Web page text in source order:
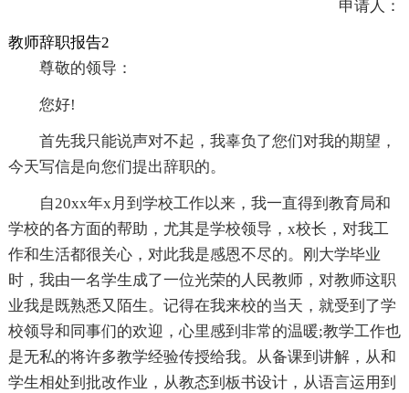
申请人：
教师辞职报告2
尊敬的领导：
您好!
首先我只能说声对不起，我辜负了您们对我的期望，
今天写信是向您们提出辞职的。
自20xx年x月到学校工作以来，我一直得到教育局和
学校的各方面的帮助，尤其是学校领导，x校长，对我工
作和生活都很关心，对此我是感恩不尽的。刚大学毕业
时，我由一名学生成了一位光荣的人民教师，对教师这职
业我是既熟悉又陌生。记得在我来校的当天，就受到了学
校领导和同事们的欢迎，心里感到非常的温暖;教学工作也
是无私的将许多教学经验传授给我。从备课到讲解，从和
学生相处到批改作业，从教态到板书设计，从语言运用到